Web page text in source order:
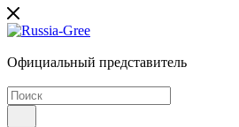
Официальный представитель